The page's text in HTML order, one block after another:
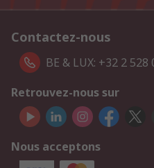
Contactez-nous
BE & LUX: +32 2 528
Retrouvez-nous sur
Nous acceptons